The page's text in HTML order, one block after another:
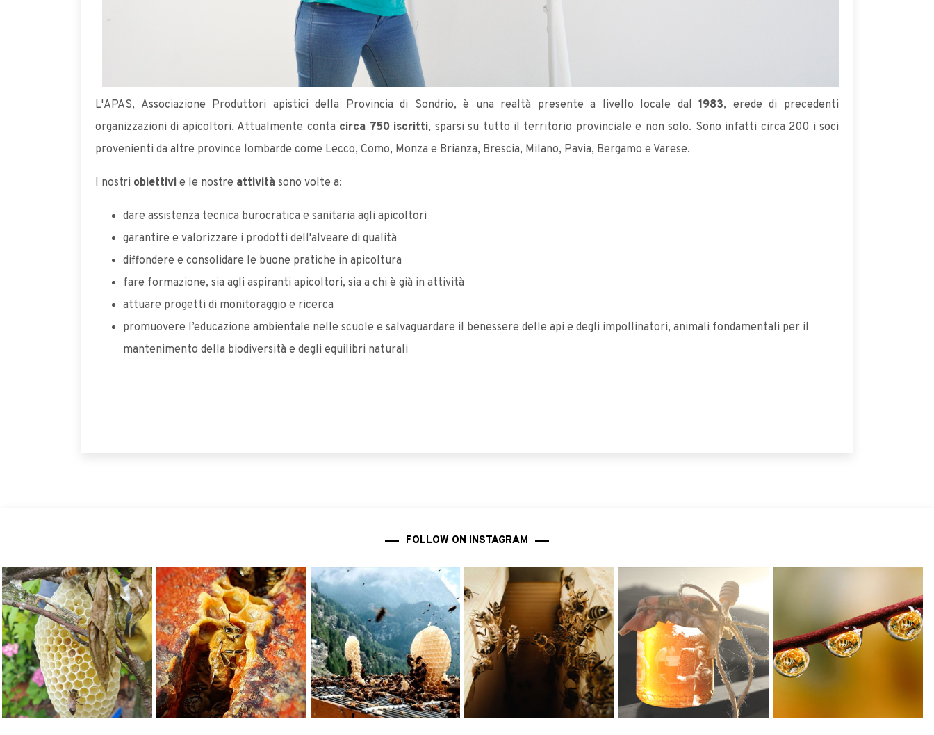
L'APAS, Associazione Produttori apistici della Provincia di Sondrio, è una realtà presente a livello locale dal1983, erede di precedenti
organizzazioni di apicoltori. Attualmente conta circa 750 iscritti, sparsi su tutto il territorio provinciale e non solo. Sono infatti circa 200 i soci
provenienti da altre province lombarde come Lecco, Como, Monza e Brianza, Brescia, Milano, Pavia, Bergamo e Varese.
I nostri obiettivi e le nostre attività sono volte a:
dare assistenza tecnica burocratica e sanitaria agli apicoltori
garantire e valorizzare i prodotti dell'alveare di qualità
diffondere e consolidare le buone pratiche in apicoltura
fare formazione, sia agli aspiranti apicoltori, sia a chi è già in attività
attuare progetti di monitoraggio e ricerca
promuovere l’educazione ambientale nelle scuole e salvaguardare il benessere delle api e degli impollinatori, animali fondamentali per il
mantenimento della biodiversità e degli equilibri naturali
FOLLOW ON INSTAGRAM